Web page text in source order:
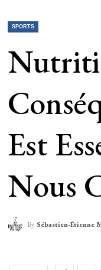
SPORTS
Est
Nous
By Sébastien-Étienne